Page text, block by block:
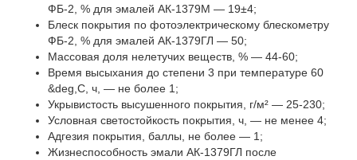
ФБ-2, % для эмалей АК-1379М — 19±4;
Блеск покрытия по фотоэлектрическому блескометру
ФБ-2, % для эмалей АК-1379ГЛ — 50;
Массовая доля нелетучих веществ, % — 44-60;
Время высыхания до степени 3 при температуре 60
&deg,С, ч, — не более 1;
Укрывистость высушенного покрытия, г/м² — 25-230;
Условная светостойкость покрытия, ч, — не менее 4;
Адгезия покрытия, баллы, не более — 1;
Жизнеспособность эмали АК-1379ГЛ после